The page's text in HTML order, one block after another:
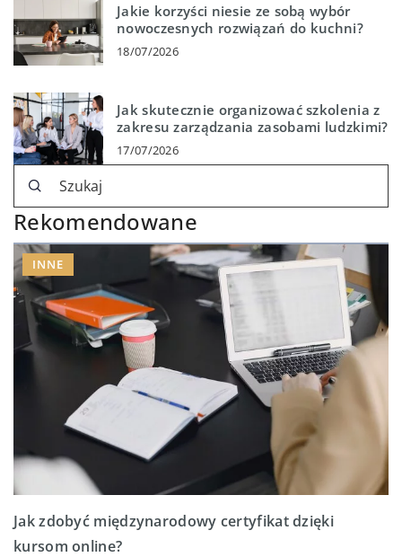
Jakie korzyści niesie ze sobą wybór
nowoczesnych rozwiązań do kuchni?
18/07/2026
Jak skutecznie organizować szkolenia z
zakresu zarządzania zasobami ludzkimi?
17/07/2026
Rekomendowane
INNE
Jak zdobyć międzynarodowy certyfikat dzięki
kursom online?